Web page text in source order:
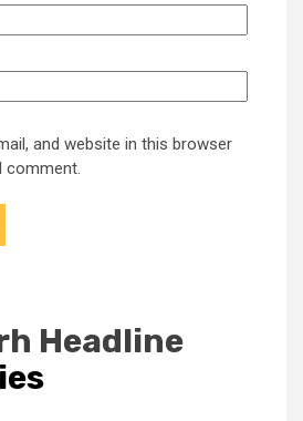
and website in this browser
Headline